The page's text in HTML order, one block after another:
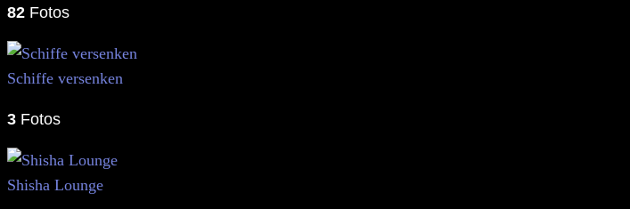
82 Fotos
Schiffe versenken
3 Fotos
Shisha Lounge